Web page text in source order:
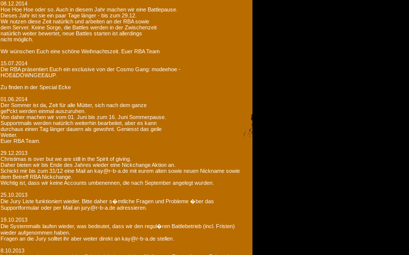
08.12.2014
Hoe Hoe Hoe oder so. Auch in diesem Jahr machen wir eine Battlepause.
Dieses Jahr ist sie ein paar Tage länger - bis zum 29.12.
Wir nutzen diese Zeit natürlich und arbeiten an der RBA sowie
dem Server. Keine Sorge, die Battles werden in der Zwischenzeit
natürlich weiter bewertet, neue Battles starten ist allerdings
nicht möglich.
Wir wünschen Euch eine schöne Weihnachtszeit. Euer RBA Team
15.07.2014
Die RBA präsentiert Euch ein exclusive von der Cosmo Gang: modeehoe -
HOE&DOWNGEE&UP.
Zu finden in der Special Ecke
01.06.2014
Der Sommer ist da, Zeit für alle Mütter, sich nach dem ganze
gef*ckt werden einmal auszuruhen.
Von daher machen wir vom 01. Juni bis zum 16. Juni Sommerpause.
Supportmails werden natürlich weiterhin bearbeitet, aber es kann
durchaus einen Tag länger dauern als gewohnt. Geniesst das geile
Wetter.
Euer RBA Team.
29.12.2013
Christimas is over but we are still in the Spirit of giving.
Daher bieten wir bis Ende des Jahres wieder eine Nickchange Aktion an.
Schickt mir bis zum 31/12 eine Mail an kay@r-b-a.de mit eurem alten sowie neuen Nickname sowie
dem Betreff RBA Nickchange.
Wichtig ist, dass wir keine Accounts umbenennen, die nach September angelegt wurden.
25.10.2013
Die Jury Liste funktioniert wieder. Bitte daher s�mtliche Fragen und Probleme �ber das
Supportformular oder per Mail an jury@r-b-a.de adressieren.
19.10.2013
Die Systemmails laufen wieder, was bedeutet, dass wir den regul�ren Battlebetrieb (incl. Fristen)
wieder aufgenommen haben.
Fragen an die Jury solltet ihr aber weiter direkt an kay@r-b-a.de stellen.
8.10.2013